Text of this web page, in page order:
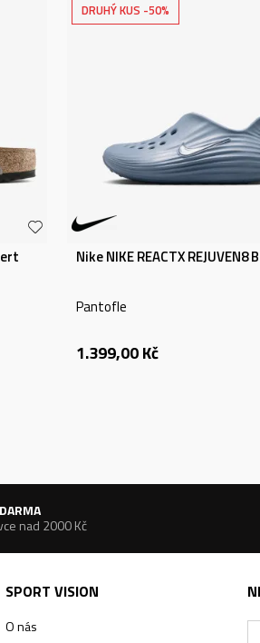
DRUHÝ KUS -50%
Nike NIKE REACTX REJUVEN8
Pantofle
1.399,00Kč
nad 2000 Kč
SPORT VISION
O nás